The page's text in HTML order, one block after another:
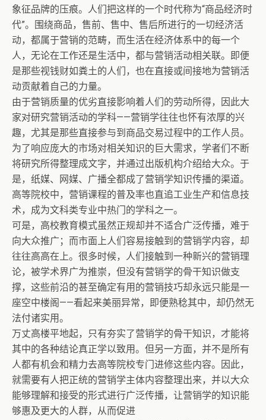
象征品牌的压痕。人们把这样的一个时代称为“商品经济时
代”。围绕商品，售前、售中、售后所进行的一切经济活
动，都属于营销的范畴，而生活在经济体系中的每一个
人，无论在工作还是生活中，都与营销活动相关联。即便
是那些视钱财如粪土的人们，也在直接或间接地为营销活
动贡献着自己的力量。
由于营销质量的优劣直接影响着人们的劳动所得，因此大
家对研究营销活动的学科——营销学往往也怀有浓厚的兴
趣，尤其是那些直接参与到商品交易过程中的工作人员。
为了响应庞大的市场对相关知识的巨大需求，学者们不断
将研究所得整理成文字，并通过出版机构介绍给大众。于
是，纸媒、网媒、广播全都成了营销学知识传播的渠道。
高等院校中，营销课程的普及率也直追工业生产和信息技
术，成为文科类专业中热门的学科之一。
可是，高校教育模式虽然正规却并不适合广泛传播，难于
向大众推广；而市面上人们容易接触到的营销学内容，却
往往高高在上。很多时候，人们接触到一种新兴的营销理
论，被学术界广为推崇，但没有营销学的骨干知识做支
撑，这些前沿的甚至确定有用的营销技巧却永远只能是一
座空中楼阁——看起来美丽异常，即便熟稔其中，却仍然无
法付诸实用。
万丈高楼平地起，只有夯实了营销学的骨干知识，才能将
其中的各种结论真正学以致用。但另一方面，并不是所有
人都有机会和精力去高等院校专门进修这些内容。因此，
就需要有人把正统的营销学主体内容整理出来，并以大众
能够理解和接受的形式进行广泛传播，让营销学的知识能
够惠及更大的人群，从而促进